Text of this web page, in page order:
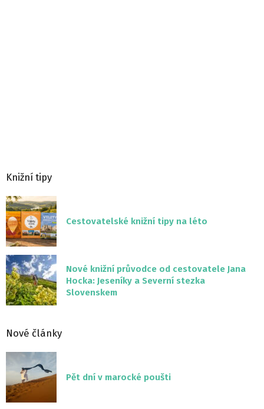
Knižní tipy
Cestovatelské knižní tipy na léto
Nové knižní průvodce od cestovatele Jana
Hocka: Jeseníky a Severní stezka
Slovenskem
Nové články
Pět dní v marocké poušti